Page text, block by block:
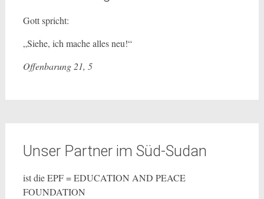
Gott spricht:
„Siehe, ich mache alles neu!“
Offenbarung 21, 5
Unser Partner im Süd-Sudan
ist die EPF = EDUCATION AND PEACE
FOUNDATION